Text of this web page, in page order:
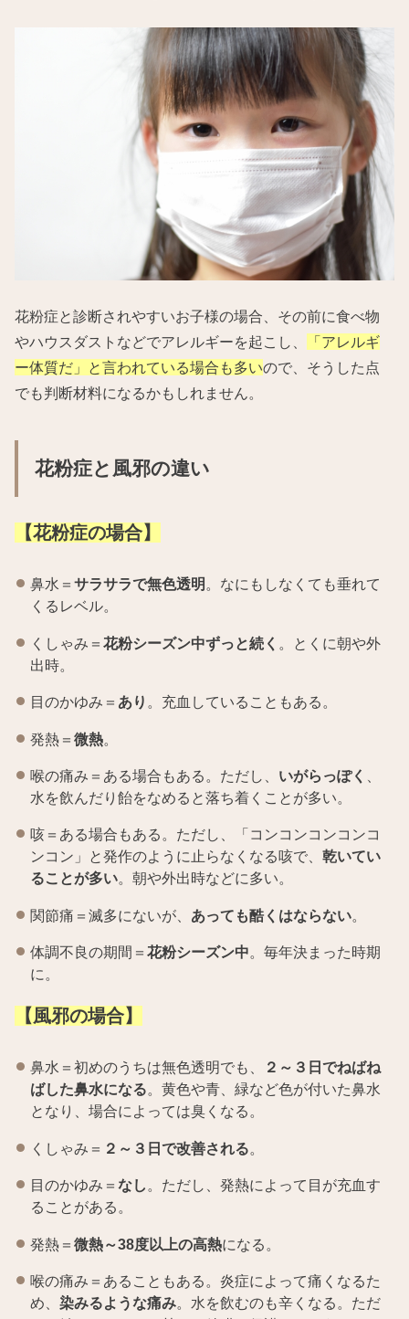
花粉症と診断されやすいお子様の場合、その前に食べ物
やハウスダストなどでアレルギーを起こし、
「アレルギ
ー体質だ」と言われている場合も多いので、そうした点
でも判断材料になるかもしれません。
花粉症と風邪の違い
【花粉症の場合】
鼻水＝ サラサラで無色透明 。なにもしなくても垂れて
くるレベル。
くしゃみ＝ 花粉シーズン中ずっと続く
。とくに朝や外
出時。
目のかゆみ＝ あり 。充血していることもある。
発熱＝ 微熱。
喉の痛み＝ある場合もある。ただし、 いがらっぽく
水を飲んだり飴をなめると落ち着くことが多い。
咳＝ある場合もある。ただし、「コンコンコンコンコ
ンコン」と発作のように止らなくなる咳で、 乾いてい
ることが多い。朝や外出時などに多い。
関節痛＝滅多にないが、 あっても酷くはならない。
体調不良の期間＝ 花粉シーズン中。毎年決まった時期
に。
【風邪の場合】
鼻水＝初めのうちは無色透明でも、
２～３日でねばね
ばした鼻水になる。黄色や青、緑など色が付いた鼻水
となり、場合によっては臭くなる。
くしゃみ＝ ２～３日で改善される。
目のかゆみ＝ なし 。ただし、発熱によって目が充血す
ることがある。
発熱＝ 微熱～38度以上の高熱になる。
喉の痛み＝あることもある。炎症によって痛くなるた
め、 染みるような痛み。水を飲むのも辛くなる。ただ